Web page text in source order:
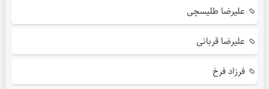
علیرضا طلیسچی
علیرضا قربانی
فرزاد فرخ